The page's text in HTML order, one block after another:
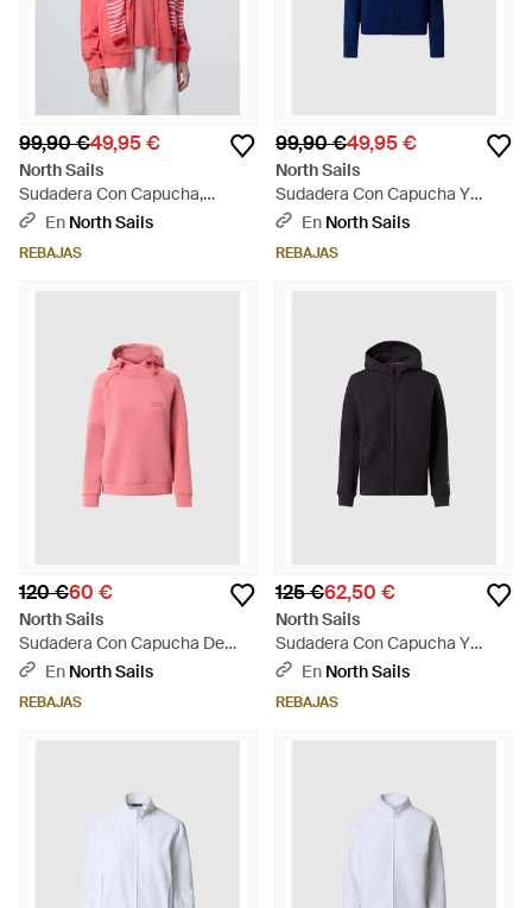
99,90 €49,95 €
North Sails
Sudadera Con Capucha,
Cremallera Y Estampado -
En North Sails
REBAJAS
99,90 €49,95 €
North Sails
Sudadera Con Capucha Y
Cremallera De Felpa Francesa
En North Sails
REBAJAS
120 €60 €
North Sails
Sudadera Con Capucha De
Scuba Y Ajustador - Rosa
En North Sails
REBAJAS
125 €62,50 €
North Sails
Sudadera Con Capucha Y
Cremallera Completa Y
En North Sails
REBAJAS